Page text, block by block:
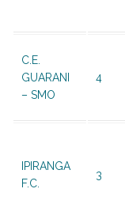
C.E.
GUARANI
– SMO
4
IPIRANGA
F.C.
3